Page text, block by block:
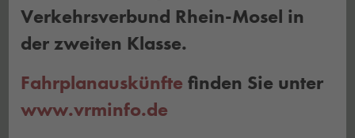
Verkehrsverbund Rhein-Mosel in
der zweiten Klasse.
Fahrplanauskünfte finden Sie unter
www.vrminfo.de